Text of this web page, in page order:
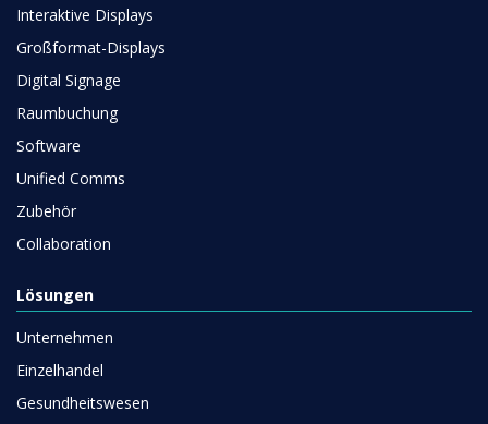
Interaktive Displays
Großformat-Displays
Digital Signage
Raumbuchung
Software
Unified Comms
Zubehör
Collaboration
Lösungen
Unternehmen
Einzelhandel
Gesundheitswesen